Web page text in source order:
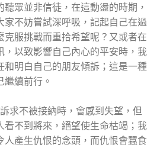
眾並非信徒，在這動盪的時期，
家不妨嘗試深呼吸，記起自己在過
克服挑戰而重拾希望呢？又或者在
，以致影響自己內心的平安時，我
和明白自己的朋友傾訴；這是一種
繼續前行。
求不被接納時，會感到失望，但
看不到將來，絕望使生命枯竭；我
人產生仇恨的念頭，而仇恨會蠶食